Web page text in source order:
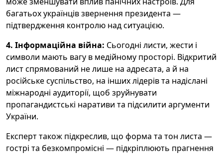
багатьох українців звернення президента —
підтвердження контролю над ситуацією.
4. Інформаційна війна: Сьогодні листи, жести і
символи мають вагу в медійному просторі. Відкритий
лист спрямований не лише на адресата, а й на
російське суспільство, на інших лідерів та надіслані
міжнародні аудиторії, щоб зруйнувати
пропагандистські наративи та підсилити аргументи
України.
Експерт також підкреслив, що форма та тон листа —
гострі та безкомпромісні — підкріплюють прагнення